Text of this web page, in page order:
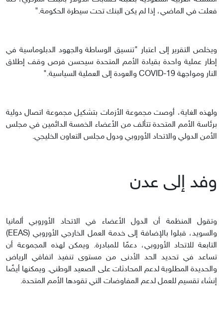
فعلت في الماضي، إذا لم يكن البنك تحت سيطرة الحكومة."
ويخلص التقرير إلى اعتبار "تنسيق الوساطة والجهود الدبلوماسية في
إطار عملية واحدة بقيادة الأمم المتحدة سيحسن فرص وقف إطلاق
النار ومواجهة COVID-19 والعودة إلى العملية السياسية."
ولهذه الغاية، أوصت مجموعة الأزمات بتشكيل مجموعة اتصال دولية
برئاسة الأمم المتحدة تتألف من الأعضاء الخمسة الدائمين في مجلس
الأمن الدولي والاتحاد الأوروبي ودول مجلس التعاون الخليجي.
وفد إلى عدن
وتقول المنظمة أن الدول الأعضاء في الاتحاد الأوروبي ألمانيا
والسويد، قبلوا بالإضافة إلى خدمة العمل الخارجي الأوروبي (EEAS)
التابعة للاتحاد الأوروبي، دعمًا للمبادرة. ويمكن لهذه المجموعة أن
تساعد في تحديد الحد الأدنى من مستوى تنفيذ اتفاقي الرياض
والحديدة المطلوبة لدعم المحادثات على الصعيد الوطني. ويمكنها أيضًا
إنشاء تقسيم للعمل لدعم المفاوضات التي تقودها الأمم المتحدة.